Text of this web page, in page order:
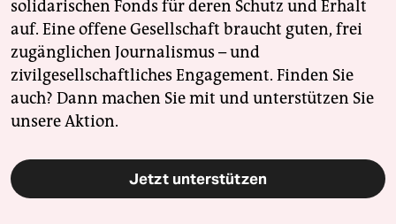
solidarischen Fonds für deren Schutz und Erhalt
auf. Eine offene Gesellschaft braucht guten, frei
zugänglichen Journalismus – und
zivilgesellschaftliches Engagement. Finden Sie
auch? Dann machen Sie mit und unterstützen Sie
unsere Aktion.
Jetzt unterstützen